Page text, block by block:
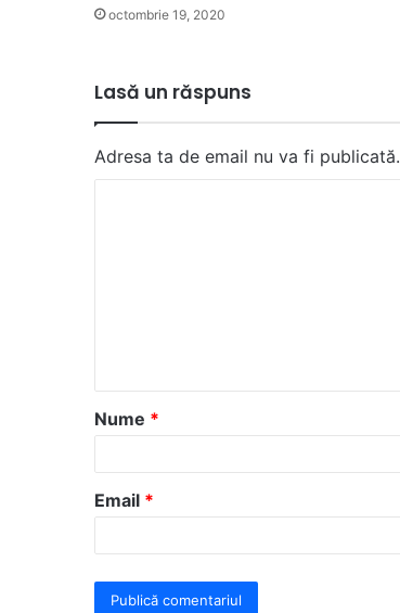
octombrie 19, 2020
Lasă un răspuns
Adresa ta de email nu va fi publicată.
a
r
*
Nume *
Email *